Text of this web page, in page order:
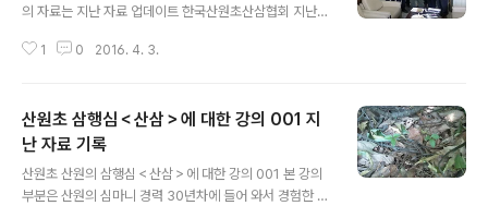
의 자료는 지난 자료 업데이트 한국산원초산삼협회 지난
원초산삼협회 지난 동영상 자료 한국산원초산삼협회 지난
1 0 2016. 4. 3.
산원초 삼행심＜산삼＞에 대한 강의 001 지
난 자료 기록
산원초 산원의 삼행심＜산삼＞에 대한 강의 001 본 강의
부분은 산원의 심마니 경력 30년차에 들어 와서 경험한 부